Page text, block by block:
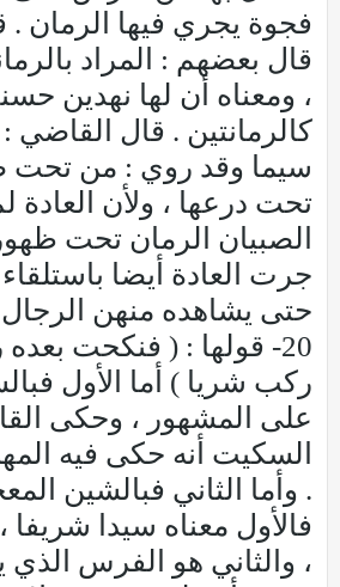
فجوة يجري فيها الرمان .
قال بعضهم : المراد
، ومعناه أن لها نهدين
كالرمانتين . قال القاضي :
سيما وقد روي : من تحت
تحت درعها ، ولأن العادة
الصبيان الرمان تحت
جرت العادة أيضا
حتى يشاهده منهن
20- قولها : ( فنكحت بعده
ركب شريا ) أما الأول
على المشهور ، وحكى
السكيت أنه حكى فيه
. وأما الثاني فبالشين
فالأول معناه سيدا
، والثاني هو الفرس